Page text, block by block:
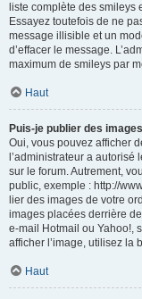
liste complète des
Essayez toutefois de ne
message illisible et un
d’effacer le message.
maximum de smileys par
Haut
Puis-je publier des
Oui, vous pouvez afficher
l’administrateur a
sur le forum. Autrement,
public, exemple : http://
lier des images de votre
images placées derrière
e-mail Hotmail ou Yahoo!,
afficher l’image, utilisez la
Haut